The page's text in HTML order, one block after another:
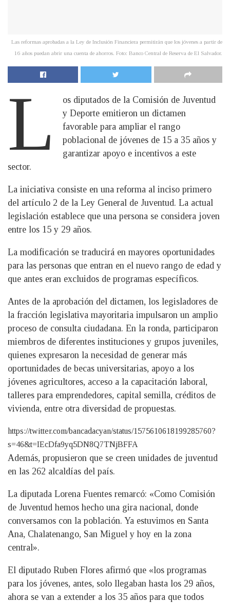
Las reformas aprobadas a la Ley de Inclusión Financiera permitirán que los jóvenes a partir de
16 años puedan abrir una cuenta de ahorros. Foto: Banco Central de Reserva de El Salvador.
L
os diputados de la Comisión de Juventud
y Deporte emitieron un dictamen
favorable para ampliar el rango
poblacional de jóvenes de 15 a 35 años y
garantizar apoyo e incentivos a este
sector.
La iniciativa consiste en una reforma al inciso primero
del artículo 2 de la Ley General de Juventud. La actual
legislación establece que una persona se considera joven
entre los 15 y 29 años.
La modificación se traducirá en mayores oportunidades
para las personas que entran en el nuevo rango de edad y
que antes eran excluidos de programas específicos.
Antes de la aprobación del dictamen, los legisladores de
la fracción legislativa mayoritaria impulsaron un amplio
proceso de consulta ciudadana. En la ronda, participaron
miembros de diferentes instituciones y grupos juveniles,
quienes expresaron la necesidad de generar más
oportunidades de becas universitarias, apoyo a los
jóvenes agricultores, acceso a la capacitación laboral,
talleres para emprendedores, capital semilla, créditos de
vivienda, entre otra diversidad de propuestas.
https://twitter.com/bancadacyan/status/1575610618199285760?
s=46&t=IEcDfa9yq5DN8Q7TNjBFFA
Además, propusieron que se creen unidades de juventud
en las 262 alcaldías del país.
La diputada Lorena Fuentes remarcó: «Como Comisión
de Juventud hemos hecho una gira nacional, donde
conversamos con la población. Ya estuvimos en Santa
Ana, Chalatenango, San Miguel y hoy en la zona
central».
El diputado Ruben Flores afirmó que «los programas
para los jóvenes, antes, solo llegaban hasta los 29 años,
ahora se van a extender a los 35 años para que todos